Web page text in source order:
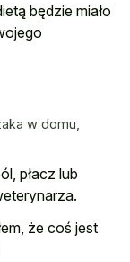
będzie miało
w domu,
płacz lub
że coś jest